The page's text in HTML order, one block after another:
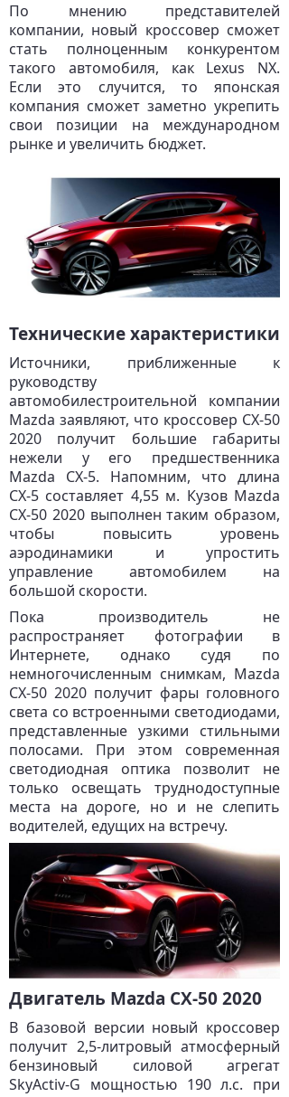
По мнению представителей
компании, новый кроссовер сможет
стать полноценным конкурентом
такого автомобиля, как Lexus NX.
Если это случится, то японская
компания сможет заметно укрепить
свои позиции на международном
рынке и увеличить бюджет.
Технические характеристики
Источники, приближенные к
руководству
автомобилестроительной компании
Mazda заявляют, что кроссовер CX-50
2020 получит большие габариты
нежели у его предшественника
Mazda CX-5. Напомним, что длина
СХ-5 составляет 4,55 м. Кузов Mazda
CX-50 2020 выполнен таким образом,
чтобы повысить уровень
аэродинамики и упростить
управление автомобилем на
большой скорости.
Пока производитель не
распространяет фотографии в
Интернете, однако судя по
немногочисленным снимкам, Mazda
CX-50 2020 получит фары головного
света со встроенными светодиодами,
представленные узкими стильными
полосами. При этом современная
светодиодная оптика позволит не
только освещать труднодоступные
места на дороге, но и не слепить
водителей, едущих на встречу.
Двигатель Mazda CX-50 2020
В базовой версии новый кроссовер
получит 2,5-литровый атмосферный
бензиновый силовой агрегат
SkyActiv-G мощностью 190 л.с. при